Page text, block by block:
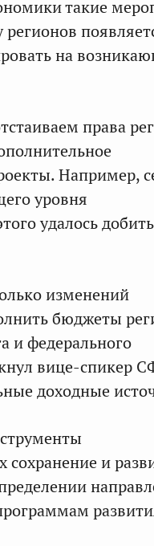
такие
на
права
Например,
уровня
удалось
изменений
бюджеты
и федерального
вице-спикер
доходные
и